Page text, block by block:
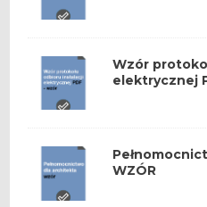
Wzór
elektrycznej
WZÓR